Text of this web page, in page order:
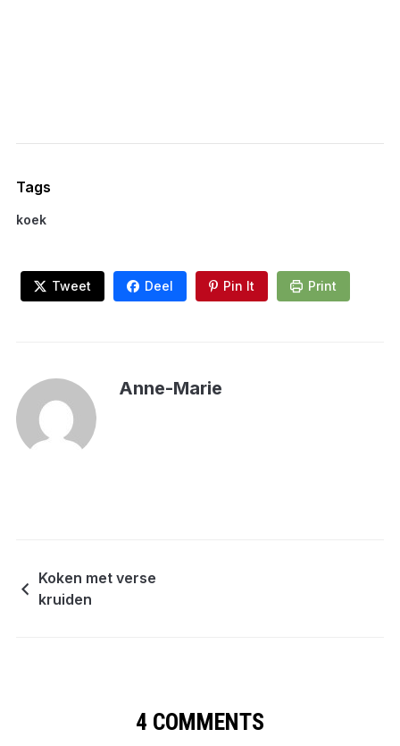
Tags
koek
Tweet Deel Pin It Print
Anne-Marie
Koken met verse
kruiden
4 COMMENTS